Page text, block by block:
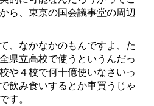
ら、東京の国会議事堂の周辺
、なかなかのもんですよ、た
県立高校で使うというんだっ
や４校で何十億使いなさいっ
飲み食いするとか車買うじゃ
す。